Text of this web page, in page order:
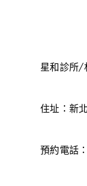
星和診所/
住址：新
預約電話